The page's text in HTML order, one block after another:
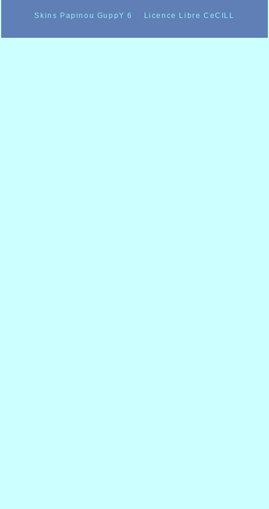
Skins Papinou GuppY 6 Licence Libre CeCILL